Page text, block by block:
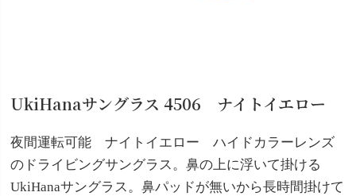
UkiHanaサングラス 4506 ナイトイエロー
夜間運転可能 ナイトイエロー ハイドカラーレンズ
のドライビングサングラス。鼻の上に浮いて掛ける
UkiHanaサングラス。鼻パッドが無いから長時間掛けて